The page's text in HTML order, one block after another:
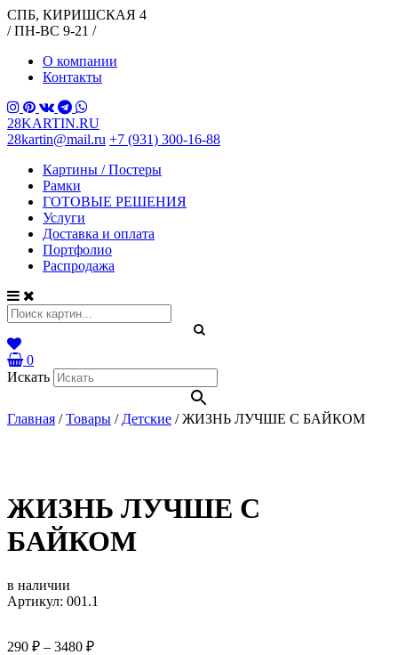
СПБ, КИРИШСКАЯ 4
/ ПН-ВС 9-21 /
О компании
Контакты
28KARTIN.RU
28kartin@mail.ru +7 (931) 300-16-88
Картины / Постеры
Рамки
ГОТОВЫЕ РЕШЕНИЯ
Услуги
Доставка и оплата
Портфолио
Распродажа
0
Искать
Главная /Товары / Детские /ЖИЗНЬ ЛУЧШЕ С БАЙКОМ
ЖИЗНЬ ЛУЧШЕ С
БАЙКОМ
в наличии
Артикул: 001.1
290 ₽ – 3480 ₽